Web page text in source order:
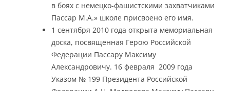
в боях с немецко-фашистскими захватчиками
Пассар М.А.» школе присвоено его имя.
1 сентября 2010 года открыта мемориальная
доска, посвященная Герою Российской
Федерации Пассару Максиму
Александровичу. 16 февраля 2009 года
Указом № 199 Президента Российской